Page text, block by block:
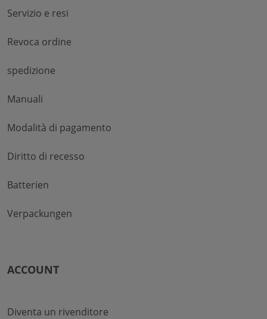
Servizio e resi
Revoca ordine
spedizione
Manuali
Modalità di pagamento
Diritto di recesso
Batterien
Verpackungen
ACCOUNT
Diventa un rivenditore